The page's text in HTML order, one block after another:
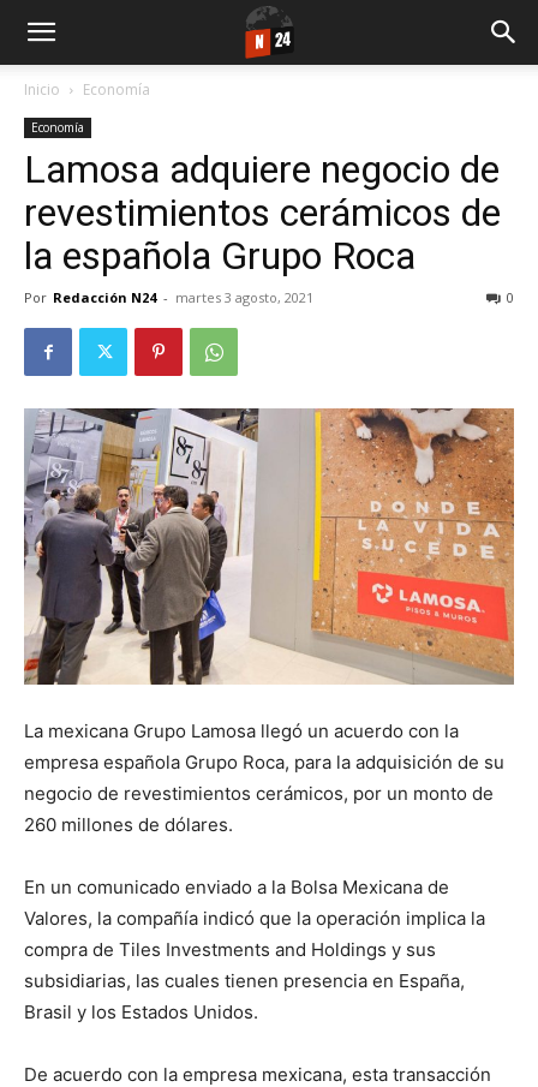
Inicio Economía
Economía
Lamosa adquiere negocio de
revestimientos cerámicos de
la española Grupo Roca
Por Redacción N24 - martes 3 agosto, 2021 0
La mexicana Grupo Lamosa llegó un acuerdo con la
empresa española Grupo Roca, para la adquisición de su
negocio de revestimientos cerámicos, por un monto de
260 millones de dólares.
En un comunicado enviado a la Bolsa Mexicana de
Valores, la compañía indicó que la operación implica la
compra de Tiles Investments and Holdings y sus
subsidiarias, las cuales tienen presencia en España,
Brasil y los Estados Unidos.
De acuerdo con la empresa mexicana, esta transacción